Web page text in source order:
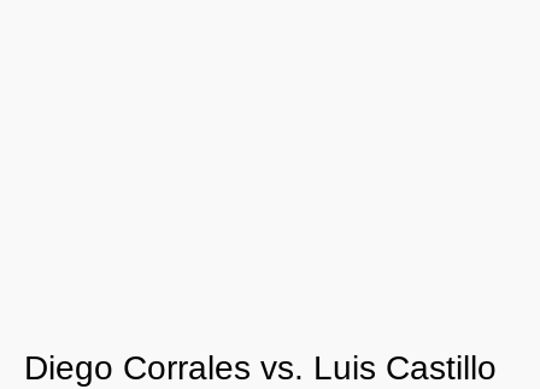
Diego Corrales vs. Luis Castillo